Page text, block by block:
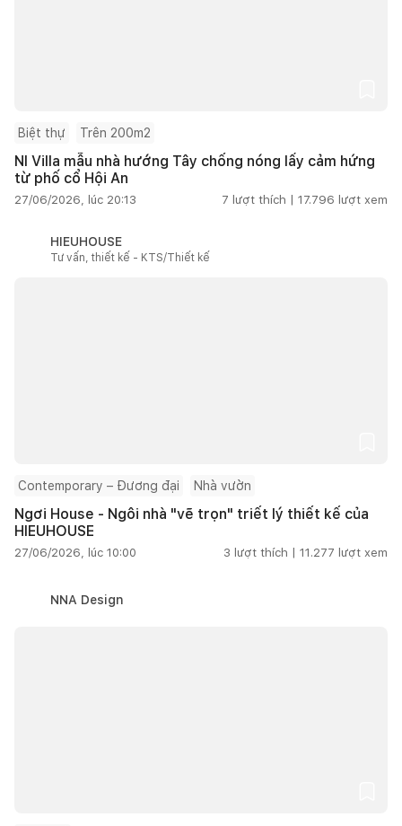
Biệt thự Trên 200m2
NI Villa mẫu nhà hướng Tây chống nóng lấy cảm hứng
từ phố cổ Hội An
27/06/2026, lúc 20:13 7 lượt thích | 17.796 lượt xem
HIEUHOUSE
Tư vấn, thiết kế - KTS/Thiết kế
Contemporary – Đương đại Nhà vườn
Ngơi House - Ngôi nhà "vẽ trọn" triết lý thiết kế của
HIEUHOUSE
27/06/2026, lúc 10:00 3 lượt thích | 11.277 lượt xem
NNA Design